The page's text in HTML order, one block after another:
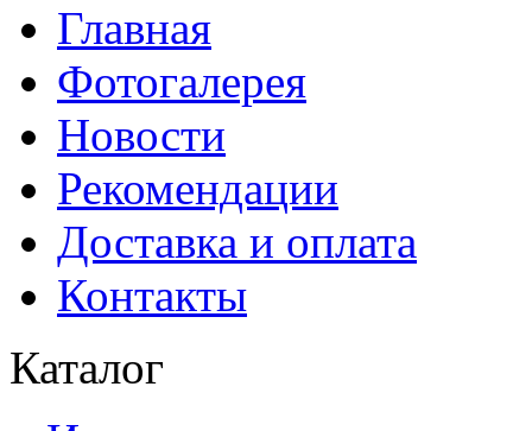
Главная
Фотогалерея
Новости
Рекомендации
Доставка и оплата
Контакты
Каталог